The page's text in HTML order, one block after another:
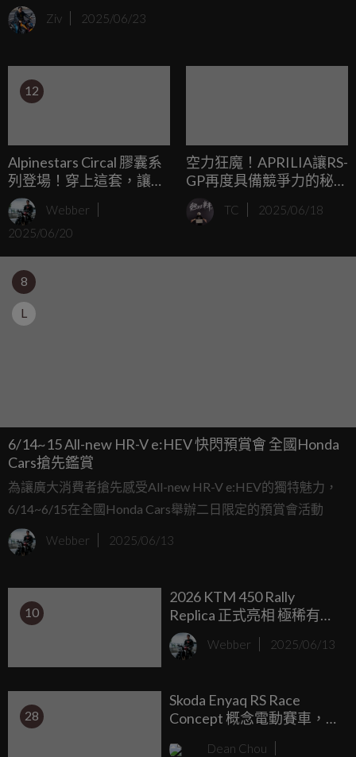
聖之夢化為現實——透過一趟從京都出發、深入三重縣腹地的
六天五夜機車之旅，結合自然風景、文化探索與VIP級賽事體
Ziv 2025/06/23
12
Alpinestars Circal 膠囊系
列登場！穿上這套，讓你
像騎著重機走出科幻片場
Webber
2025/06/20
空力狂魔！APRILIA讓RS-
GP再度具備競爭力的秘密
是... ...
TC 2025/06/18
8
L
6/14~15 All-new HR-V e:HEV 快閃預賞會 全國Honda
Cars搶先鑑賞
為讓廣大消費者搶先感受All-new HR-V e:HEV的獨特魅力，
6/14~6/15在全國Honda Cars舉辦二日限定的預賞會活動
Webber 2025/06/13
10
2026 KTM 450 Rally
Replica 正式亮相 極稀有
Sanders Edition 同步登場，
致敬 Dakar 冠軍傳奇
Webber 2025/06/13
28
Skoda Enyaq RS Race
Concept 概念電動賽車，著
重輕量化、生質複材
Dean Chou